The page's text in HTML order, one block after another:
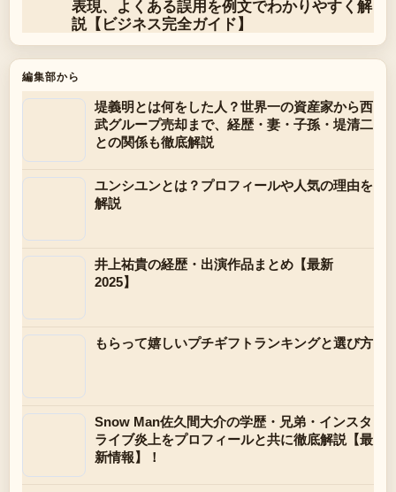
表現、よくある誤用を例文でわかりやすく解
説【ビジネス完全ガイド】
編集部から
堤義明とは何をした人？世界一の資産家から西
武グループ売却まで、経歴・妻・子孫・堤清二
との関係も徹底解説
ユンシユンとは？プロフィールや人気の理由を
解説
井上祐貴の経歴・出演作品まとめ【最新
2025】
もらって嬉しいプチギフトランキングと選び方
Snow Man佐久間大介の学歴・兄弟・インスタ
ライブ炎上をプロフィールと共に徹底解説【最
新情報】！